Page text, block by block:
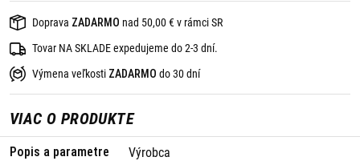
Doprava ZADARMO nad 50,00 € v rámci SR
Tovar NA SKLADE expedujeme do 2-3 dní.
Výmena veľkosti ZADARMO do 30 dní
VIAC O PRODUKTE
Popis a parametre Výrobca